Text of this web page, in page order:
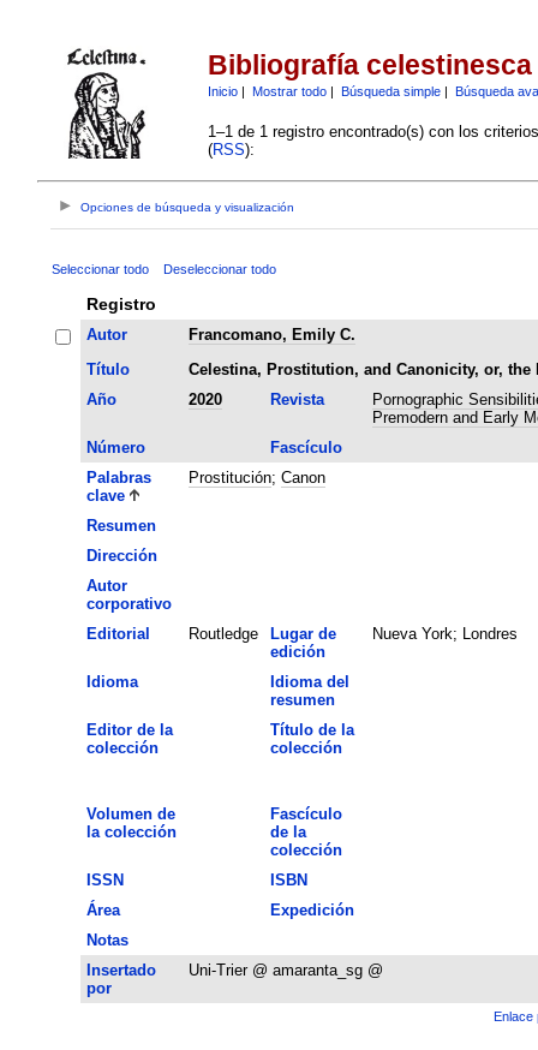
Bibliografía celestinesca
Inicio| Mostrar todo| Búsqueda simple| Búsqueda
1–1 de 1 registro encontrado(s) con los
(RSS):
Opciones de búsqueda y visualización
Seleccionar todo Deseleccionar todo
Registro
Autor
Francomano, Emily C.
Título
Celestina, Prostitution, and Canonicity, or, the
Año
2020 Revista
Pornographic
Premodern and Early
Número
Fascículo
Palabras
clave
Prostitución; Canon
Resumen
Dirección
Autor
corporativo
Editorial
Routledge
Lugar de
edición
Nueva York; Londres
Idioma
Idioma del
resumen
Editor de la
colección
Título de la
colección
Volumen de
la colección
Fascículo
de la
colección
ISSN
ISBN
Área
Expedición
Notas
Insertado
por
Uni-Trier @ amaranta_sg @
Enlace